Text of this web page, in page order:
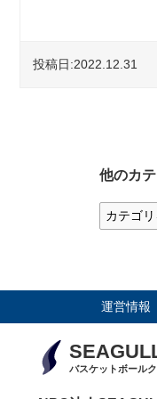
投稿日:2022.12.31
他のカ
運営情報
バスケットボール